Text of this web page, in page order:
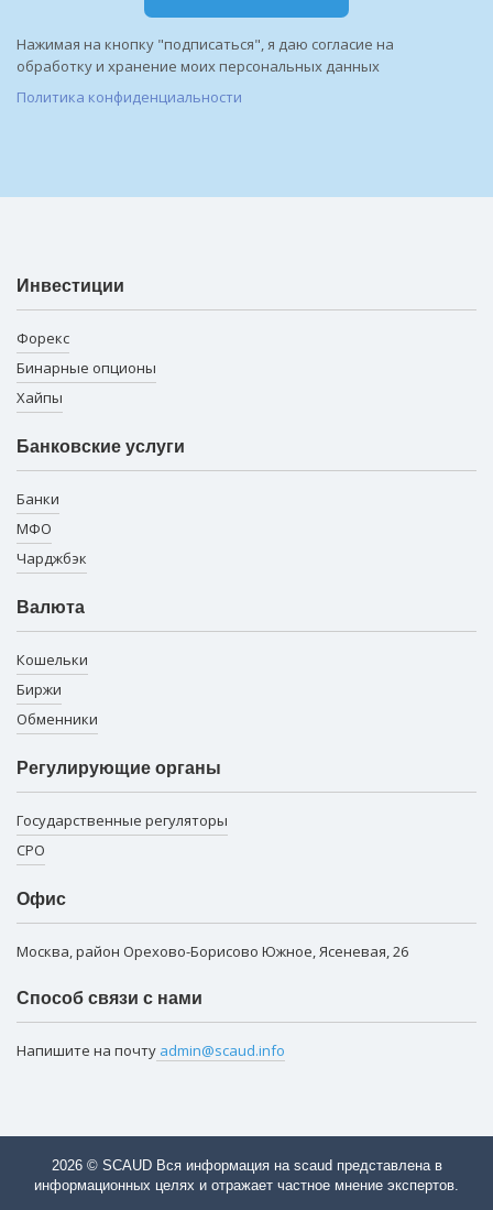
Нажимая на кнопку "подписаться", я даю согласие на
обработку и хранение моих персональных данных
Политика конфиденциальности
Инвестиции
Форекс
Бинарные опционы
Хайпы
Банковские услуги
Банки
МФО
Чарджбэк
Валюта
Кошельки
Биржи
Обменники
Регулирующие органы
Государственные регуляторы
СРО
Офис
Москва, район Орехово-Борисово Южное, Ясеневая, 26
Способ связи с нами
Напишите на почту admin@scaud.info
2026 © SCAUD Вся информация на scaud представлена в
информационных целях и отражает частное мнение экспертов.